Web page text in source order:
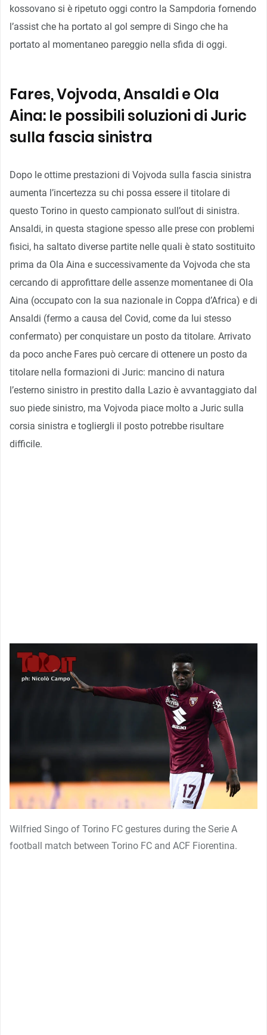
kossovano si è ripetuto oggi contro la Sampdoria fornendo
l’assist che ha portato al gol sempre di Singo che ha
portato al momentaneo pareggio nella sfida di oggi.
Fares, Vojvoda, Ansaldi e Ola
Aina: le possibili soluzioni di Juric
sulla fascia sinistra
Dopo le ottime prestazioni di Vojvoda sulla fascia sinistra
aumenta l’incertezza su chi possa essere il titolare di
questo Torino in questo campionato sull’out di sinistra.
Ansaldi, in questa stagione spesso alle prese con problemi
fisici, ha saltato diverse partite nelle quali è stato sostituito
prima da Ola Aina e successivamente da Vojvoda che sta
cercando di approfittare delle assenze momentanee di Ola
Aina (occupato con la sua nazionale in Coppa d’Africa) e di
Ansaldi (fermo a causa del Covid, come da lui stesso
confermato) per conquistare un posto da titolare. Arrivato
da poco anche Fares può cercare di ottenere un posto da
titolare nella formazioni di Juric: mancino di natura
l’esterno sinistro in prestito dalla Lazio è avvantaggiato dal
suo piede sinistro, ma Vojvoda piace molto a Juric sulla
corsia sinistra e togliergli il posto potrebbe risultare
difficile.
Wilfried Singo of Torino FC gestures during the Serie A
football match between Torino FC and ACF Fiorentina.